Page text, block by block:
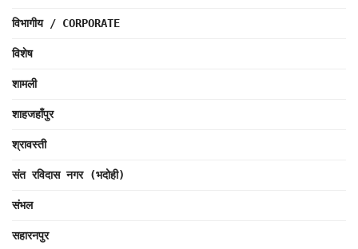
विभागीय / CORPORATE
विशेष
शामली
शाहजहाँपुर
श्रावस्ती
संत रविदास नगर (भदोही)
संभल
सहारनपुर